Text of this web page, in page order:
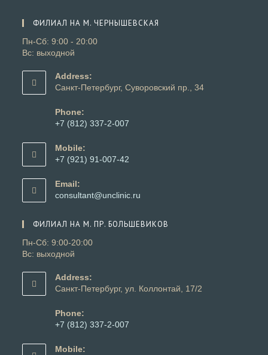
вкладке
ФИЛИАЛ НА М. ЧЕРНЫШЕВСКАЯ
Пн-Сб: 9:00 - 20:00
Вс: выходной
Address:
Санкт-Петербург, Суворовский пр., 34
Phone:
+7 (812) 337-2-007
в
вашем
Mobile:
+7 (921) 91-007-42
в
вашем
Email:
consultant@unclinic.ru
приложении
ФИЛИАЛ НА М. ПР. БОЛЬШЕВИКОВ
Пн-Сб: 9:00-20:00
Вс: выходной
Address:
Санкт-Петербург, ул. Коллонтай, 17/2
Phone:
+7 (812) 337-2-007
вMobile: